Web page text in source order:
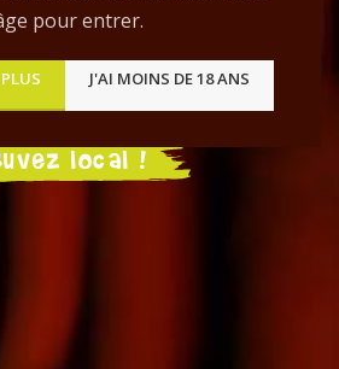
pour entrer.
J'AI MOINS DE 18 ANS
artisanales
local !